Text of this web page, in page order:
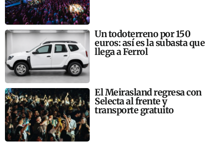
Un todoterreno por 150
euros: así es la subasta que
llega a Ferrol
El Meirasland regresa con
Selecta al frente y
transporte gratuito